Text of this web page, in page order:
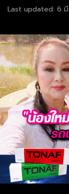
Last updated: 6